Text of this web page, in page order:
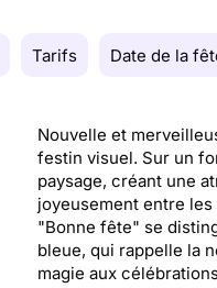
Tarifs Date de la
Nouvelle et
festin visuel. Sur un
paysage, créant une
joyeusement entre
"Bonne fête" se
bleue, qui rappelle la
magie aux